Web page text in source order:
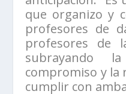
que organizo y
profesores de
profesores de
subrayando
compromiso y la
cumplir con